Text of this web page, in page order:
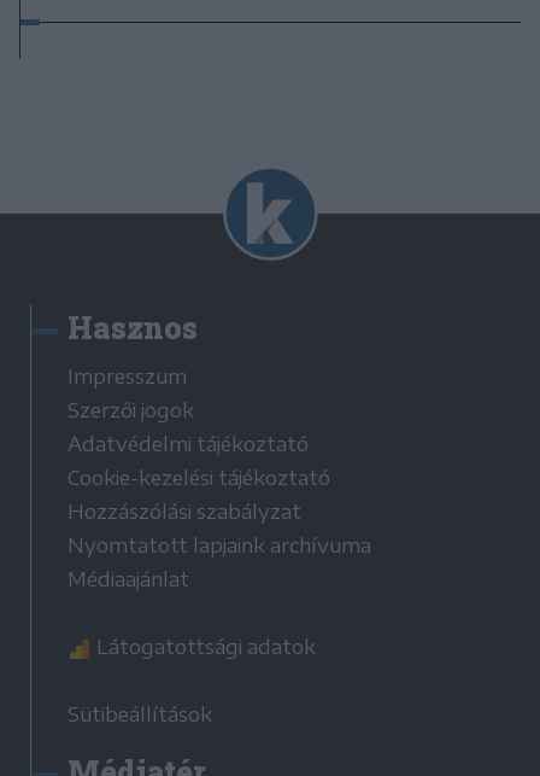
Hasznos
Impresszum
Szerzői jogok
Adatvédelmi tájékoztató
Cookie-kezelési tájékoztató
Hozzászólási szabályzat
Nyomtatott lapjaink archívuma
Médiaajánlat
Látogatottsági adatok
Sütibeállítások